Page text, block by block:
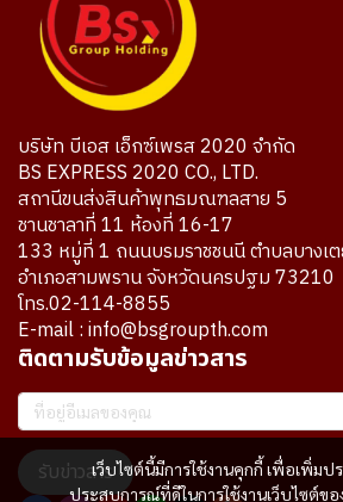
เว็บไซต์นี้มีการใช้งานคุกกี้ เพื่อเพิ่ม
ประสบการณ์ที่ดีในการใช้งานเว็บไซต์ข
บริษัท บีเอส เอ็กซ์เพรส 2020 จำกัด
BS EXPRESS 2020 CO., LTD.
สถานีขนส่งสินค้าพุทธมณฑลสาย 5
ชานชาลาที่ 11 ห้องที่ 16-17
133 หมู่ที่ 1 ถนนบรมราชชนนี ตำบลบางเ
อำเภอสามพราน จังหวัดนครปฐม 73210
โทร.02-114-8855
E-mail : info@bsgroupth.com
ติดตามรับข้อมูลข่าวสาร
รับข่าวสาร